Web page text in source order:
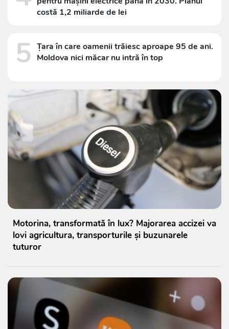
costă 1,2 miliarde de lei
5 Țara în care oamenii trăiesc aproape 95 de ani.
Moldova nici măcar nu intră în top
Motorina, transformată în lux? Majorarea accizei va
lovi agricultura, transporturile și buzunarele
tuturor